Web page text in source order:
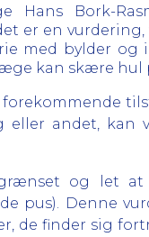
Hans Bork-
er en
med bylder
kan skære hul
eller andet,
og let
pus). Denne
de finder sig